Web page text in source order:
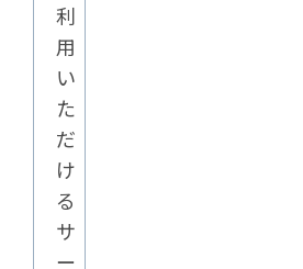
利
用
い
た
だ
け
る
サ
ー